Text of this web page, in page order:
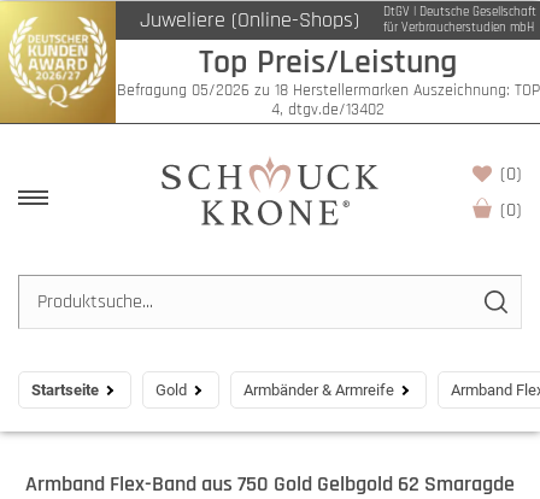
Juweliere (Online-Shops)
DtGV | Deutsche Gesellschaft
für Verbraucherstudien mbH
Top Preis/Leistung
Befragung 05/2026 zu 18 Herstellermarken Auszeichnung: TOP
4, dtgv.de/13402
(0)
(0)
Startseite Gold Armbänder & Armreife Armband
Armband Flex-Band aus 750 Gold Gelbgold 62 Smaragde